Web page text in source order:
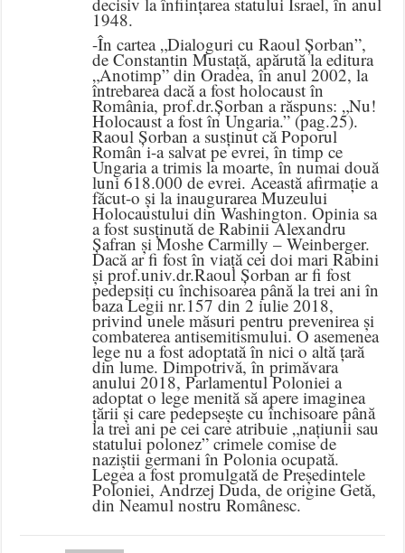
1948.
-În cartea „Dialoguri cu Raoul Șorban”,
de Constantin Mustață, apărută la editura
„Anotimp” din Oradea, în anul 2002, la
întrebarea dacă a fost holocaust în
România, prof.dr.Șorban a răspuns: „Nu!
Holocaust a fost în Ungaria.” (pag.25).
Raoul Șorban a susținut că Poporul
Român i-a salvat pe evrei, în timp ce
Ungaria a trimis la moarte, în numai două
luni 618.000 de evrei. Această afirmație a
făcut-o și la inaugurarea Muzeului
Holocaustului din Washington. Opinia sa
a fost susținută de Rabinii Alexandru
Șafran și Moshe Carmilly – Weinberger.
Dacă ar fi fost în viață cei doi mari Rabini
și prof.univ.dr.Raoul Șorban ar fi fost
pedepsiți cu închisoarea până la trei ani în
baza Legii nr.157 din 2 iulie 2018,
privind unele măsuri pentru prevenirea și
combaterea antisemitismului. O asemenea
lege nu a fost adoptată în nici o altă țară
din lume. Dimpotrivă, în primăvara
anului 2018, Parlamentul Poloniei a
adoptat o lege menită să apere imaginea
țării și care pedepsește cu închisoare până
la trei ani pe cei care atribuie „națiunii sau
statului polonez” crimele comise de
naziștii germani în Polonia ocupată.
Legea a fost promulgată de Președintele
Poloniei, Andrzej Duda, de origine Getă,
din Neamul nostru Românesc.